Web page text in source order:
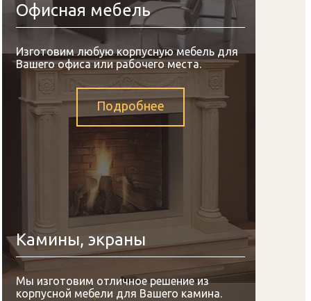
Офисная мебель
Изготовим любую корпусную мебель для
Вашего офиса или рабочего места.
Подробнее
Камины, экраны
Мы изготовим отличное решение из
корпусной мебели для Вашего камина.